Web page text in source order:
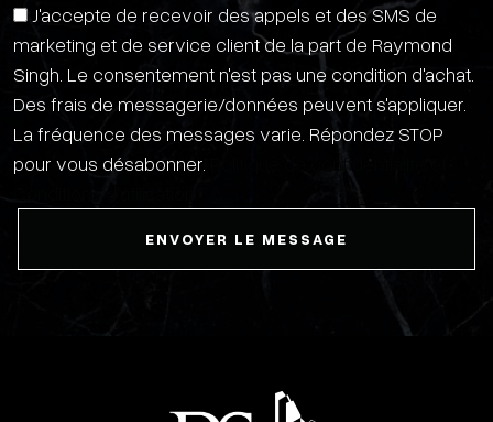
J'accepte de recevoir des appels et des SMS de
marketing et de service client de la part de Raymond
Singh. Le consentement n'est pas une condition d'achat.
Des frais de messagerie/données peuvent s'appliquer.
La fréquence des messages varie. Répondez STOP
pour vous désabonner.
Politique de confidentialité et
ENVOYER LE MESSAGE